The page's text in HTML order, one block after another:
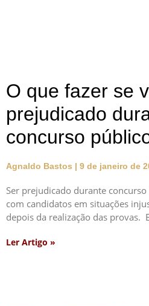
O que fazer se
prejudicado
concurso
Agnaldo Bastos 9 de janeiro de
Ser prejudicado durante
com candidatos em situações
depois da realização das provas.
Ler Artigo »